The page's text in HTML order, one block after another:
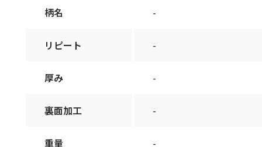
柄名 -
リピート -
厚み -
裏面加工 -
重量 -